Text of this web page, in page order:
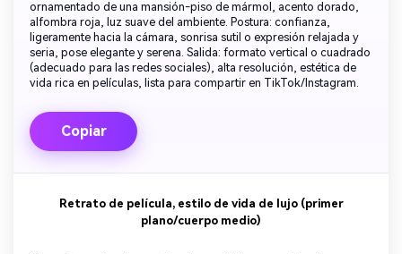
ornamentado de una mansión-piso de mármol, acento dorado,
alfombra roja, luz suave del ambiente. Postura: confianza,
ligeramente hacia la cámara, sonrisa sutil o expresión relajada y
seria, pose elegante y serena. Salida: formato vertical o cuadrado
(adecuado para las redes sociales), alta resolución, estética de
vida rica en películas, lista para compartir en TikTok/Instagram.
Copiar
Retrato de película, estilo de vida de lujo (primer
plano/cuerpo medio)